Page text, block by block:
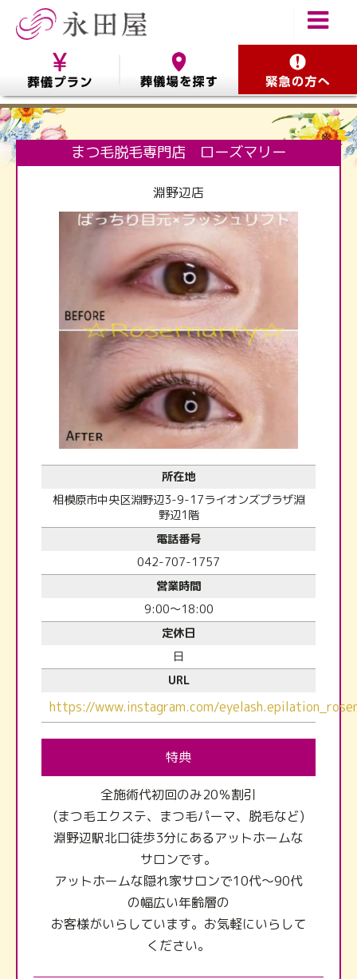
まつ毛脱毛専門店 ローズマリー
淵野辺店
所在地
相模原市中央区淵野辺3-9-17ライオンズプラザ淵
野辺1階
電話番号
042-707-1757
営業時間
9:00～18:00
定休日
日
URL
https://www.instagram.com/
特典
全施術代初回のみ20％割引
(まつ毛エクステ、まつ毛パーマ、脱毛など)
淵野辺駅北口徒歩3分にあるアットホームな
サロンです。
アットホームな隠れ家サロンで10代～90代
の幅広い年齢層の
お客様がいらしています。お気軽にいらして
ください。